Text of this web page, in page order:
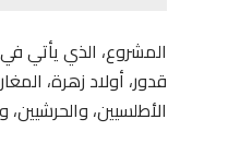
المشروع، الذي يأتي في
الأطلسيين،